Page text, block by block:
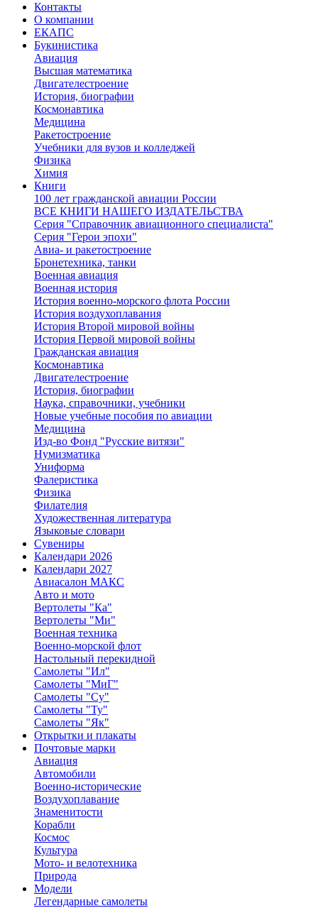
Контакты
О компании
ЕКАПС
Букинистика
Авиация
Высшая математика
Двигателестроение
История, биографии
Космонавтика
Медицина
Ракетостроение
Учебники для вузов и колледжей
Физика
Химия
Книги
100 лет гражданской авиации России
ВСЕ КНИГИ НАШЕГО ИЗДАТЕЛЬСТВА
Серия "Справочник авиационного специалиста"
Серия "Герои эпохи"
Авиа- и ракетостроение
Бронетехника, танки
Военная авиация
Военная история
История военно-морского флота России
История воздухоплавания
История Второй мировой войны
История Первой мировой войны
Гражданская авиация
Космонавтика
Двигателестроение
История, биографии
Наука, справочники, учебники
Новые учебные пособия по авиации
Медицина
Изд-во Фонд "Русские витязи"
Нумизматика
Униформа
Фалеристика
Физика
Филателия
Художественная литература
Языковые словари
Сувениры
Календари 2026
Календари 2027
Авиасалон МАКС
Авто и мото
Вертолеты "Ка"
Вертолеты "Ми"
Военная техника
Военно-морской флот
Настольный перекидной
Самолеты "Ил"
Самолеты "МиГ"
Самолеты "Су"
Самолеты "Ту"
Самолеты "Як"
Открытки и плакаты
Почтовые марки
Авиация
Автомобили
Военно-исторические
Воздухоплавание
Знаменитости
Корабли
Космос
Культура
Мото- и велотехника
Природа
Модели
Легендарные самолеты